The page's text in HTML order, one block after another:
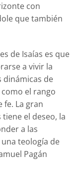
con
que también
de Isaías es que
a vivir la
dinámicas de
el rango
fe. La gran
tiene el deseo, la
a las
teología de
Pagán